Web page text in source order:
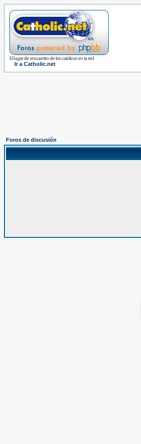
El lugar de encuentro de los católicos en la red
Ir a Catholic.net
Foros de discusión